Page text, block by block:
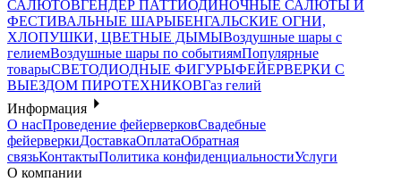
САЛЮТОВГЕНДЕР ПАТТИОДИНОЧНЫЕ САЛЮТЫ И
ФЕСТИВАЛЬНЫЕ ШАРЫБЕНГАЛЬСКИЕ ОГНИ,
ХЛОПУШКИ, ЦВЕТНЫЕ ДЫМЫВоздушные шары с
гелиемВоздушные шары по событиямПопулярные
товарыСВЕТОДИОДНЫЕ ФИГУРЫФЕЙЕРВЕРКИ С
ВЫЕЗДОМ ПИРОТЕХНИКОВГаз гелий
Информация
О насПроведение фейерверковСвадебные
фейерверкиДоставкаОплатаОбратная
связьКонтактыПолитика конфиденциальностиУслуги
О компании